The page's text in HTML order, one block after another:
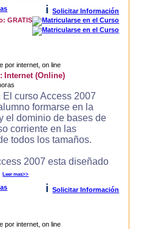
i
Solicitar Información
GRATIS
Internet (Online)
El curso Access 2007
formarse en la
el dominio de bases de
corriente en las
todos los tamaños.
2007 esta diseñado
Leer mas>>
i Solicitar Información